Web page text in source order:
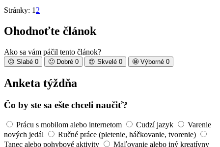
Stránky: 1 2
Ohodnoťte článok
Ako sa vám páčil tento článok?
😕 Slabé 0 🙂 Dobré 0 😍 Skvelé 0 🤩 Výborné 0
Anketa týždňa
Čo by ste sa ešte chceli naučiť?
Prácu s mobilom alebo internetom Cudzí jazyk
Varenie
nových jedál
Ručné práce (pletenie, háčkovanie, tvorenie)
Tanec alebo pohybové aktivity
Maľovanie alebo iný kreatívny